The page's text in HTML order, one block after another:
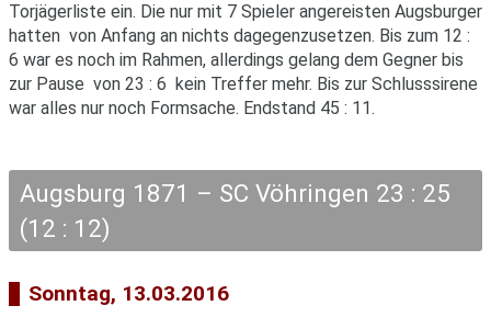
Torjägerliste ein. Die nur mit 7 Spieler angereisten Augsburger
hatten von Anfang an nichts dagegenzusetzen. Bis zum 12 :
6 war es noch im Rahmen, allerdings gelang dem Gegner bis
zur Pause von 23 : 6 kein Treffer mehr. Bis zur Schlusssirene
war alles nur noch Formsache. Endstand 45 : 11.
Augsburg 1871 – SC Vöhringen 23 : 25
(12 : 12)
Sonntag, 13.03.2016